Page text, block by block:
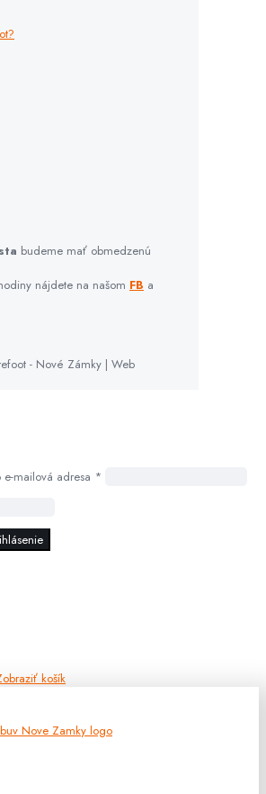
budeme mať obmedzenú
nájdete na našom FB a
- Nové Zámky | Web
mailová adresa *
košík